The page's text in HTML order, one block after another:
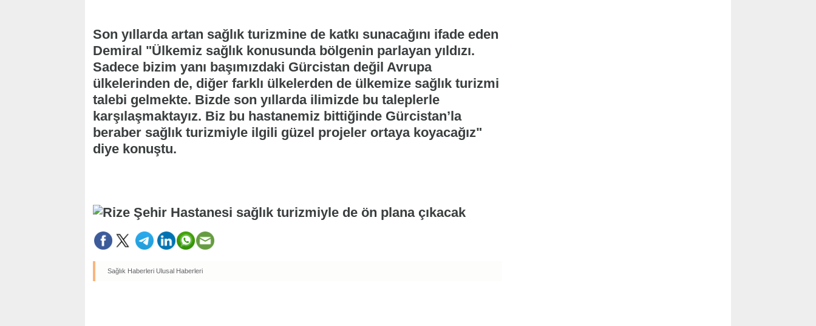
Son yıllarda artan sağlık turizmine de katkı sunacağını ifade eden
Demiral "Ülkemiz sağlık konusunda bölgenin parlayan yıldızı.
Sadece bizim yanı başımızdaki Gürcistan değil Avrupa
ülkelerinden de, diğer farklı ülkelerden de ülkemize sağlık turizmi
talebi gelmekte. Bizde son yıllarda ilimizde bu taleplerle
karşılaşmaktayız. Biz bu hastanemiz bittiğinde Gürcistan’la
beraber sağlık turizmiyle ilgili güzel projeler ortaya koyacağız"
diye konuştu.
Sağlık Haberleri Ulusal Haberleri